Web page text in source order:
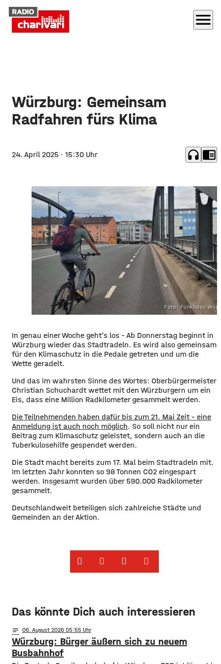
menu
Würzburg: Gemeinsam
Radfahren fürs Klima
24. April 2025 · 15:30 Uhr headphones chrome_reader_mode
Foto: Funkhaus
​​In genau einer Woche geht’s los – Ab Donnerstag beginnt in
Würzburg wieder das Stadtradeln. Es wird also gemeinsam
für den Klimaschutz in die Pedale getreten und um die
Wette geradelt.
Und das im wahrsten Sinne des Wortes: Oberbürgermeister
Christian Schuchardt wettet mit den Würzburgern um ein
Eis, dass eine Million Radkilometer gesammelt werden.
​Die Teilnehmenden haben dafür bis zum 21. Mai Zeit – eine
Anmeldung ist auch noch möglich. So soll nicht nur ein
Beitrag zum Klimaschutz geleistet, sondern auch an die
Tuberkulosehilfe gespendet werden.
​Die Stadt macht bereits zum 17. Mal beim Stadtradeln mit.
Im letzten Jahr konnten so 98 Tonnen CO2 eingespart
werden. Insgesamt wurden über 590.000 Radkilometer
gesammelt.
​Deutschlandweit beteiligen sich zahlreiche Städte und
Gemeinden an der Aktion. ​
Das könnte Dich auch interessieren
notes 06. August 2026 05:55
Würzburg: Bürger äußern sich zu neuem
Busbahnhof